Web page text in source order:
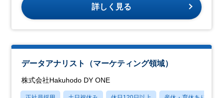
詳しく見る
データアナリスト（マーケティング領域）
株式会社Hakuhodo DY ONE